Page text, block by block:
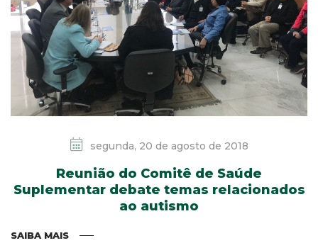
segunda, 20 de agosto de 2018
Reunião do Comitê de Saúde
Suplementar debate temas relacionados
ao autismo
SAIBA MAIS